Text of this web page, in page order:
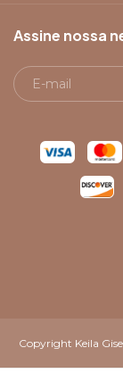
Assine nossa
Copyright Keila